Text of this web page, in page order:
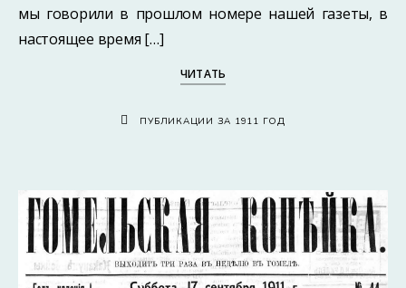
мы говорили в прошлом номере нашей газеты, в
настоящее время […]
ЧИТАТЬ
ПУБЛИКАЦИИ ЗА 1911 ГОД